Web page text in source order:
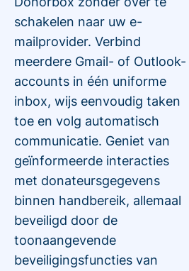
schakelen naar uw e-
mailprovider. Verbind
meerdere Gmail- of Outlook-
accounts in één uniforme
inbox, wijs eenvoudig taken
toe en volg automatisch
communicatie. Geniet van
geïnformeerde interacties
met donateursgegevens
binnen handbereik, allemaal
beveiligd door de
toonaangevende
beveiligingsfuncties van